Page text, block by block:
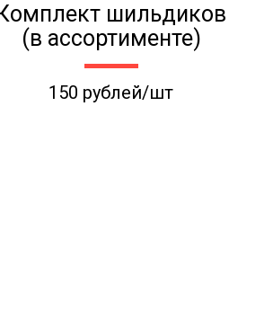
Комплект шильдиков
(в ассортименте)
150 рублей/шт